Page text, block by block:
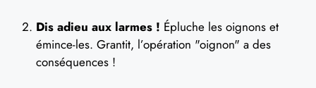
Dis adieu aux larmes ! Épluche les oignons et
émince-les. Grantit, l’opération "oignon" a des
conséquences !